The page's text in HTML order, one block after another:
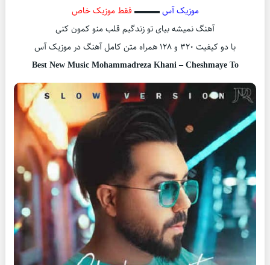
موزیک آس▬▬▬ فقط موزیک خاص
آهنگ نمیشه بیای تو زندگیم قلب منو کمون کنی
با دو کیفیت ۳۲۰ و ۱۲۸ همراه متن کامل آهنگ در موزیک آس
Best New Music Mohammadreza Khani – Cheshmaye To